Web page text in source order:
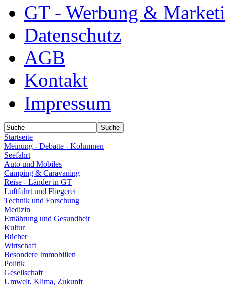
GT - Werbung &
Datenschutz
AGB
Kontakt
Impressum
Startseite
Meinung - Debatte - Kolumnen
Seefahrt
Auto und Mobiles
Camping & Caravaning
Reise - Länder in GT
Luftfahrt und Fliegerei
Technik und Forschung
Medizin
Ernährung und Gesundheit
Kultur
Bücher
Wirtschaft
Besondere Immobilien
Politik
Gesellschaft
Umwelt, Klima, Zukunft